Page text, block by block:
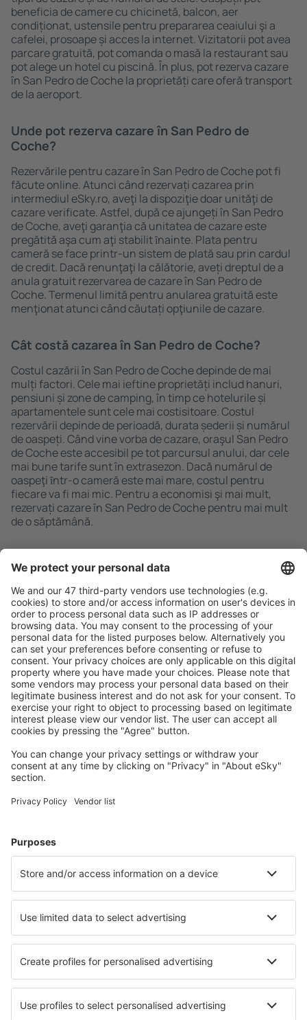
beneficia de camere cu chicinetă, balcon, aer
condiționat, ustensile pentru prepararea ceaiului şi a
cafelei, prosoape și acces la internet. Vizitatorii pot avea
parcare gratuită, pot comanda o masă la restaurant sau
pot alege un hotel cu piscină. În plus, pot rezerva cazare
în San Pedro de Coche la proprietăți care oferă transport
de la aeroport.
Unde pot rezerva cazare în San Pedro de
Coche?
Rezervările pentru cazare în San Pedro de Coche pot fi
făcute online. Atunci când rezervați cazarea prin
intermediul eSky.ro, aveţi la dispoziţie doar unităţi de
cazare verificate. Astfel, după ce ajungeți în San Pedro
de Coche, aveţi garanţia că unitatea de cazare este
pregătită aşa cum aţi stabilit ȋnainte. Plata pentru
cameră se face printr-un sistem de plată sau prin cardul
de credit. Dacă renunţaţi la călătorie, aveți dreptul de a
anula gratuit rezervarea de cazare în San Pedro de
Coche. Termenul limită pentru anularea gratuită este
menţionat atunci când căutați opţiunile de cazare.
Cât costă cazarea în San Pedro de Coche?
Costul cazării în San Pedro de Coche depinde de mai
mulți factori. Cele mai ieftine proprietăți includ hanuri,
pensiuni și zone de camping, în timp ce hotelurile și
apartamentele sunt cele mai costisitoare. Costul
rezervării depinde de perioadă, durata șederii și numărul
de oaspeți. Când vine vorba de cazare, oraşul San Pedro
de Coche este accesibil pe tot parcursul anului, dar cele
mai bune tarife sunt în extrasezon. Dacă numărul de
oaspeţi ȋntr-o cameră este mai mare, costul pentru
fiecare va fi mai mic. Pentru a economisi şi mai mult,
rezervați cazare în San Pedro de Coche pentru mai mult
de o săptămână.
Caută rapid şi uşor
Ofertă adaptată aşteptărilor tale.
Planifică ȋn siguranţă
Rezervare fără griji cu opțiune gratuită de anulare.
Economiseşte mai mult
Prețuri atractive și oferte speciale pentru utilizatorii
conectați.
Cazarea preferată
apartamente și altele.
Cele mai căutate cazări de către utilizatorii eSky
Cazare în Venezuela - Orașe populare
Cazare în Caraballeda Cazare în Chacao
Cazare în Playa El Agua Cazare în Porlamar
Cazare în Miranda Cazare în El Vigia